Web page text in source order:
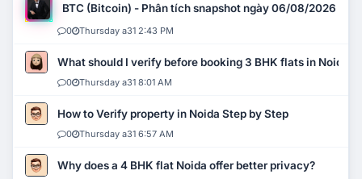
BTC (Bitcoin) - Phân tích snapshot ngày 06/08/2026
0 Thursday a31 2:43 PM
What should I verify before booking 3 BHK flats in Noida?
0 Thursday a31 8:01 AM
How to Verify property in Noida Step by Step
0 Thursday a31 6:57 AM
Why does a 4 BHK flat Noida offer better privacy?